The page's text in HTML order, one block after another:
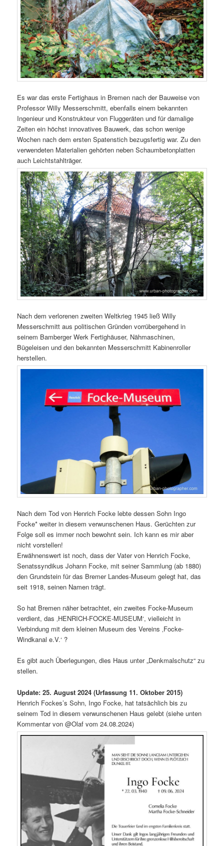
Es war das erste Fertighaus in Bremen nach der Bauweise von
Professor Willy Messerschmitt, ebenfalls einem bekannten
Ingenieur und Konstrukteur von Fluggeräten und für damalige
Zeiten ein höchst innovatives Bauwerk, das schon wenige
Wochen nach dem ersten Spatenstich bezugsfertig war. Zu den
verwendeten Materialien gehörten neben Schaumbetonplatten
auch Leichtstahlträger.
Nach dem verlorenen zweiten Weltkrieg 1945 ließ Willy
Messerschmitt aus politischen Gründen vorrübergehend in
seinem Bamberger Werk Fertighäuser, Nähmaschinen,
Bügeleisen und den bekannten Messerschmitt Kabinenroller
herstellen.
Nach dem Tod von Henrich Focke lebte dessen Sohn Ingo
Focke* weiter in diesem verwunschenen Haus. Gerüchten zur
Folge soll es immer noch bewohnt sein. Ich kann es mir aber
nicht vorstellen!
Erwähnenswert ist noch, dass der Vater von Henrich Focke,
Senatssyndikus Johann Focke, mit seiner Sammlung (ab 1880)
den Grundstein für das Bremer Landes-Museum gelegt hat, das
seit 1918, seinen Namen trägt.
So hat Bremen näher betrachtet, ein zweites Focke-Museum
verdient, das ‚HENRICH-FOCKE-MUSEUM‘, vielleicht in
Verbindung mit dem kleinen Museum des Vereins ‚Focke-
Windkanal e.V.‘ ?
Es gibt auch Überlegungen, dies Haus unter „Denkmalschutz“ zu
stellen.
Update: 25. August 2024 (Urfassung 11. Oktober 2015)
Henrich Fockes’s Sohn, Ingo Focke, hat tatsächlich bis zu
seinem Tod in diesem verwunschenen Haus gelebt (siehe unten
Kommentar von @Olaf vom 24.08.2024)